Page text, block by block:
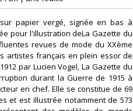
papier vergé, signée en bas à
pour l'illustration deLa Gazette du
revues de mode du XXème
artistes français en plein essor de
par Lucien Vogel, La Gazette du
durant la Guerre de 1915 à
en chef. Elle se constitue de 69
et est illustrée notamment de 573